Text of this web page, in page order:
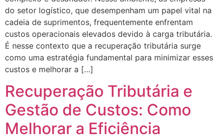
do setor logístico, que desempenham um papel vital na
cadeia de suprimentos, frequentemente enfrentam
custos operacionais elevados devido à carga tributária.
É nesse contexto que a recuperação tributária surge
como uma estratégia fundamental para minimizar esses
custos e melhorar a […]
Recuperação Tributária e
Gestão de Custos: Como
Melhorar a Eficiência